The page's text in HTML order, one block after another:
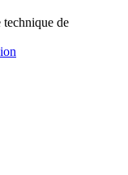
technique de